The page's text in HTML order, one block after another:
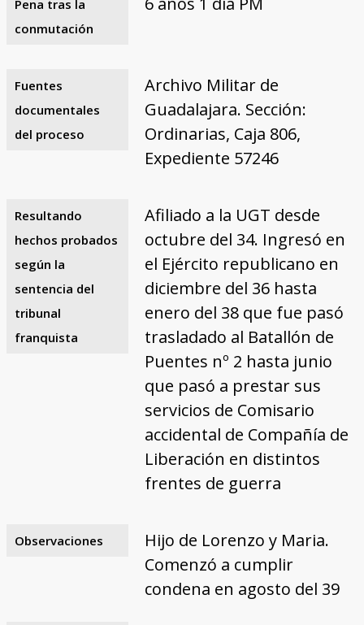
Pena tras la
conmutación
Fuentes
documentales
del proceso
Archivo Militar de
Guadalajara. Sección:
Ordinarias, Caja 806,
Expediente 57246
Resultando
hechos probados
según la
sentencia del
tribunal
franquista
Afiliado a la UGT desde
octubre del 34. Ingresó en
el Ejército republicano en
diciembre del 36 hasta
enero del 38 que fue pasó
trasladado al Batallón de
Puentes nº 2 hasta junio
que pasó a prestar sus
servicios de Comisario
accidental de Compañía de
Liberación en distintos
frentes de guerra
Observaciones
Hijo de Lorenzo y Maria.
Comenzó a cumplir
condena en agosto del 39